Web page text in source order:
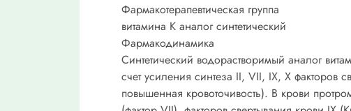
Фармакотерапевтическая группа
витамина K аналог синтетический
Фармакодинамика
Синтетический водорастворимый аналог
счет усиления синтеза II, VII, IX, X факторов
повышенная кровоточивость). В крови